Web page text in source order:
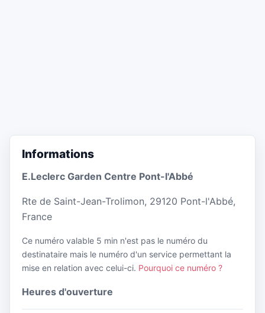
Informations
E.Leclerc Garden Centre Pont-l'Abbé
Rte de Saint-Jean-Trolimon, 29120 Pont-l'Abbé,
France
Ce numéro valable 5 min n'est pas le numéro du
destinataire mais le numéro d'un service permettant la
mise en relation avec celui-ci. Pourquoi ce numéro ?
Heures d'ouverture